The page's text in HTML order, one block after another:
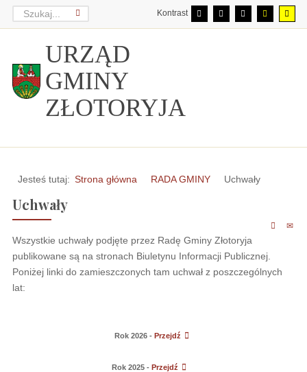
Kontrast
URZĄD
GMINY
ZŁOTORYJA
Jesteś tutaj: Strona główna RADA GMINY Uchwały
Uchwały
Wszystkie uchwały podjęte przez Radę Gminy Złotoryja
publikowane są na stronach Biuletynu Informacji Publicznej.
Poniżej linki do zamieszczonych tam uchwał z poszczególnych
lat:
Rok 2026 - Przejdź
Rok 2025 - Przejdź